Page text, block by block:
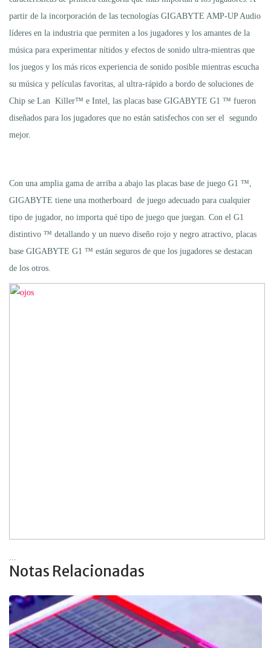
partir de la incorporación de las tecnologías GIGABYTE AMP-UP Audio
líderes en la industria que permiten a los jugadores y los amantes de la
música para experimentar nítidos y efectos de sonido ultra-mientras que
los juegos y los más ricos experiencia de sonido posible mientras escucha
su música y películas favoritas, al ultra-rápido a bordo de soluciones de
Chip se Lan Killer™ e Intel, las placas base GIGABYTE G1 ™ fueron
diseñados para los jugadores que no están satisfechos con ser el segundo
mejor.
Con una amplia gama de arriba a abajo las placas base de juego G1 ™,
GIGABYTE tiene una motherboard de juego adecuado para cualquier
tipo de jugador, no importa qué tipo de juego que juegan. Con el G1
distintivo ™ detallando y un nuevo diseño rojo y negro atractivo, placas
base GIGABYTE G1 ™ están seguros de que los jugadores se destacan
de los otros.
Notas Relacionadas